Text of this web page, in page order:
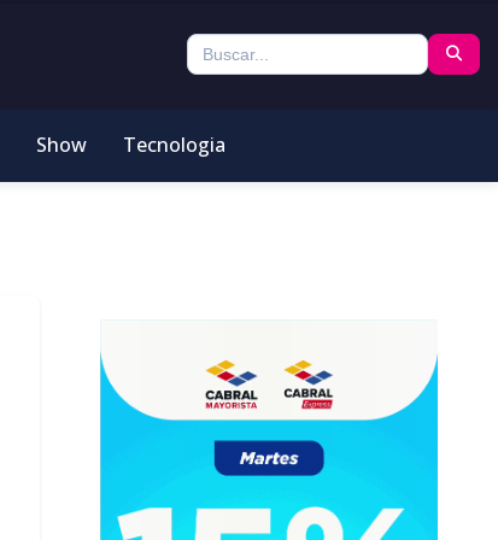
Show Tecnologia